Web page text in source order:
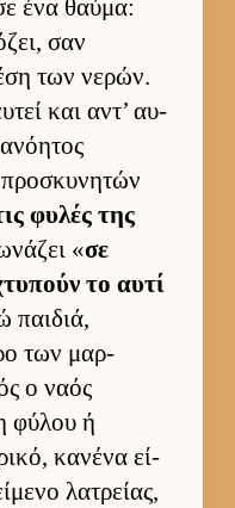
ένα θαύ­μα:
σαν
των νερών.
και αντ’ αυ­
φυλές της
«σε
το αυτί
παι­διά,
των μαρ­
ο ναός
φύλου ή
κανένα εί­
λατρεί­ας,